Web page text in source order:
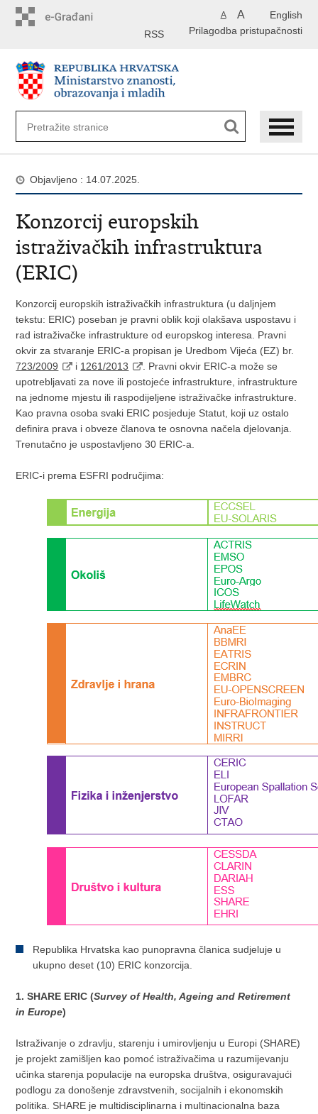
English
A A
Prilagodba pristupačnosti
RSS
Objavljeno : 14.07.2025.
Konzorcij europskih
istraživačkih infrastruktura
(ERIC)
Konzorcij europskih istraživačkih infrastruktura (u daljnjem
tekstu: ERIC) poseban je pravni oblik koji olakšava uspostavu i
rad istraživačke infrastrukture od europskog interesa. Pravni
okvir za stvaranje ERIC-a propisan je Uredbom Vijeća (EZ) br.
723/2009
i 1261/2013
. Pravni okvir ERIC-a može se
upotrebljavati za nove ili postojeće infrastrukture, infrastrukture
na jednome mjestu ili raspodijeljene istraživačke infrastrukture.
Kao pravna osoba svaki ERIC posjeduje Statut, koji uz ostalo
definira prava i obveze članova te osnovna načela djelovanja.
Trenutačno je uspostavljeno 30 ERIC-a.
ERIC-i prema ESFRI područjima:
Republika Hrvatska kao punopravna članica sudjeluje u
ukupno deset (10) ERIC konzorcija.
1. SHARE ERIC (Survey of Health, Ageing and Retirement
in Europe)
Istraživanje o zdravlju, starenju i umirovljenju u Europi (SHARE)
je projekt zamišljen kao pomoć istraživačima u razumijevanju
učinka starenja populacije na europska društva, osiguravajući
podlogu za donošenje zdravstvenih, socijalnih i ekonomskih
politika. SHARE je multidisciplinarna i multinacionalna baza